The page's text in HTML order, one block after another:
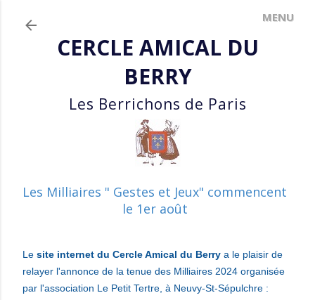
CERCLE AMICAL DU
BERRY
Les Berrichons de Paris
Les Milliaires " Gestes et Jeux" commencent
le 1er août
Le site internet du Cercle Amical du Berry a le plaisir de
relayer l'annonce de la tenue des Milliaires 2024 organisée
par l'association Le Petit Tertre, à Neuvy-St-Sépulchre :